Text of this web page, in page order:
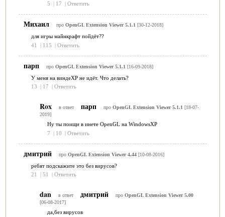
5
| 17 | Ответить
Михаил про OpenGL Extension Viewer 5.1.1 [30-12-2018]
для игры майнкрафт пойдёт??
41
| 115 | Ответить
парп про OpenGL Extension Viewer 5.1.1 [16-09-2018]
У меня на виндеXP не идёт. Что делать?
13
| 17 | Ответить
Rox в ответ парп про OpenGL Extension Viewer 5.1.1 [18-07-
2019]
Ну ты поищи в инете OpenGL на WindowsXP
7
| 10 | Ответить
дмитрий про OpenGL Extension Viewer 4.44[10-08-2016]
ребят подскажите это без вирусов?
21
| 51 | Ответить
dan в ответ дмитрий про OpenGL Extension Viewer 5.00
[06-08-2017]
да,без вирусов